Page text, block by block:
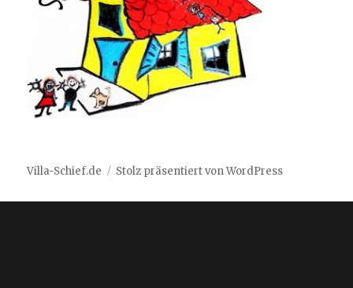
Villa-Schief.de Stolz präsentiert von WordPress